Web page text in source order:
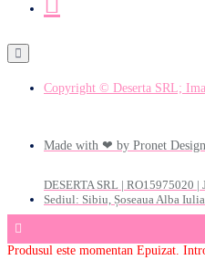
Copyright © Deserta SRL;
Made with ❤ by Pronet Design
DESERTA SRL | RO15975020
Sediul: Sibiu, Șoseaua Alba
Produsul este momentan Epuizat.